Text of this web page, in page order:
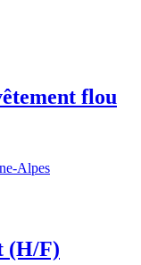
flou
Alpes
(H/F)